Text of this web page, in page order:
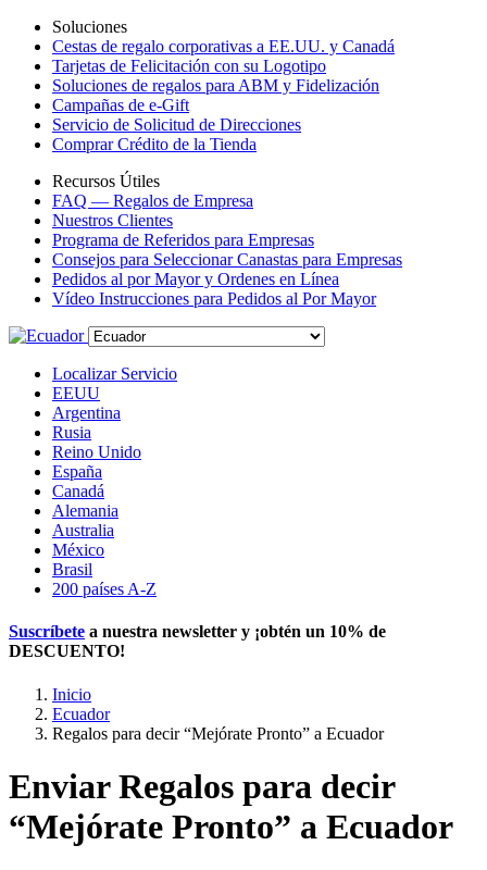
Soluciones
Cestas de regalo corporativas a EE.UU. y Canadá
Tarjetas de Felicitación con su Logotipo
Soluciones de regalos para ABM y Fidelización
Campañas de e-Gift
Servicio de Solicitud de Direcciones
Comprar Crédito de la Tienda
Recursos Útiles
FAQ — Regalos de Empresa
Nuestros Clientes
Programa de Referidos para Empresas
Consejos para Seleccionar Canastas para Empresas
Pedidos al por Mayor y Ordenes en Línea
Vídeo Instrucciones para Pedidos al Por Mayor
Localizar Servicio
EEUU
Argentina
Rusia
Reino Unido
España
Canadá
Alemania
Australia
México
Brasil
200 países A-Z
Suscríbete a nuestra newsletter y ¡obtén un 10% de
DESCUENTO!
Inicio
Ecuador
Regalos para decir “Mejórate Pronto” a Ecuador
Enviar Regalos para decir
“Mejórate Pronto” a Ecuador